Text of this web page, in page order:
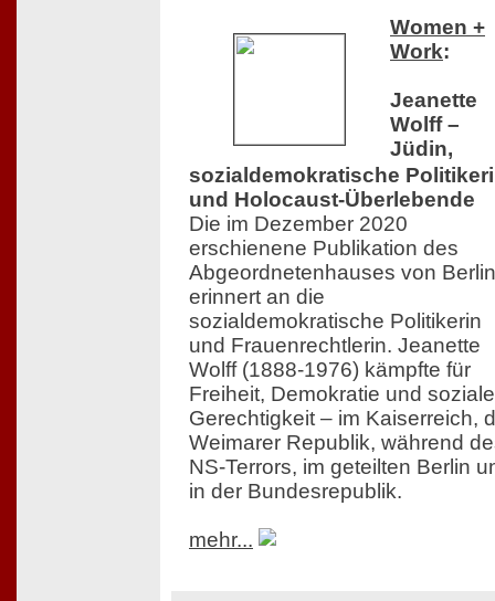
Women +
Work:
Jeanette
Wolff –
Jüdin,
sozialdemokratische
und Holocaust-Überlebende
Die im Dezember 2020
erschienene Publikation des
Abgeordnetenhauses von Berlin
erinnert an die
sozialdemokratische Politikerin
und Frauenrechtlerin. Jeanette
Wolff (1888-1976) kämpfte für
Freiheit, Demokratie und soziale
Gerechtigkeit – im Kaiserreich,
Weimarer Republik, während
NS-Terrors, im geteilten Berlin
in der Bundesrepublik.
mehr...